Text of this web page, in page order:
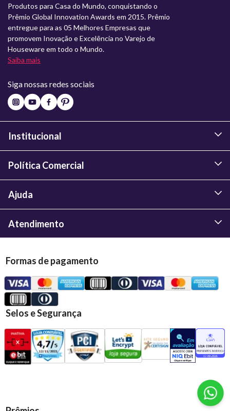
Produtos para Casa do Mundo, conquistando o
Prêmio Global Innovation Awards em 2015. Prêmio
entregue para as 05 Melhores Empresas que
promovem Inovação e Excelência no Varejo de
Houseware em todo o Mundo.
Saiba mais
Siga nossas redes sociais
Institucional
Política Comercial
Ajuda
Atendimento
Formas de pagamento
Selos e Segurança